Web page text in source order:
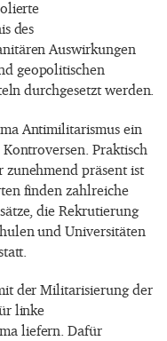
des
Auswirkungen
geopolitischen
durchgesetzt werden.
Antimilitarismus ein
Praktisch
präsent ist
finden zahlreiche
die Rekrutierung
und Universitäten
der Militarisierung der
linke
liefern. Dafür